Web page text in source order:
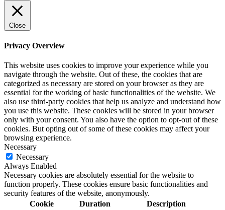
Close
Privacy Overview
This website uses cookies to improve your experience while you
navigate through the website. Out of these, the cookies that are
categorized as necessary are stored on your browser as they are
essential for the working of basic functionalities of the website. We
also use third-party cookies that help us analyze and understand how
you use this website. These cookies will be stored in your browser
only with your consent. You also have the option to opt-out of these
cookies. But opting out of some of these cookies may affect your
browsing experience.
Necessary
Necessary
Always Enabled
Necessary cookies are absolutely essential for the website to
function properly. These cookies ensure basic functionalities and
security features of the website, anonymously.
Cookie
Duration Description